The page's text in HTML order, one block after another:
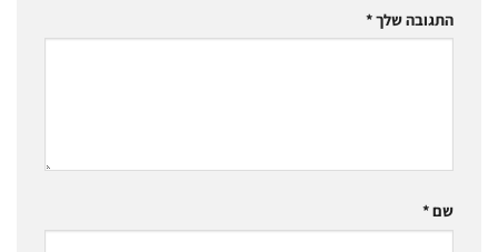
התגובה שלך*
שם*